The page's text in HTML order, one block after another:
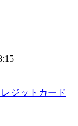
レジットカード